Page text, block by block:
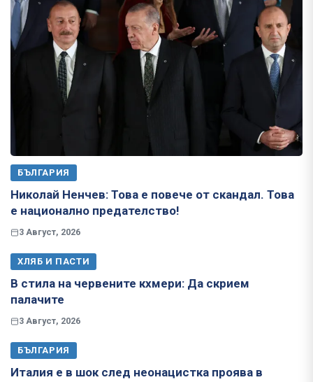
БЪЛГАРИЯ
Николай Ненчев: Това е повече от скандал. Това
е национално предателство!
3 Август, 2026
ХЛЯБ И ПАСТИ
В стила на червените кхмери: Да скрием
палачите
3 Август, 2026
БЪЛГАРИЯ
Италия е в шок след неонацистка проява в